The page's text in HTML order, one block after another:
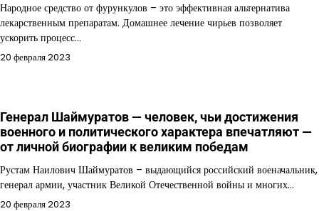
Народное средство от фурункулов – это эффективная альтернатива
лекарственным препаратам. Домашнее лечение чирьев позволяет
ускорить процесс…
20 февраля 2023
Генерал Шаймуратов — человек, чьи достижения
военного и политического характера впечатляют —
от личной биографии к великим победам
Рустам Наилович Шаймуратов – выдающийся российский военачальник,
генерал армии, участник Великой Отечественной войны и многих…
20 февраля 2023